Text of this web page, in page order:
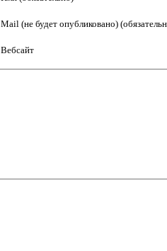
Mail (не будет опубликовано)
Вебсайт